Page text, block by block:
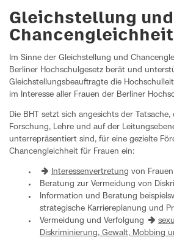
Gleichstellung und
Chancengleichheit
Im Sinne der Gleichstellung und
Berliner Hochschulgesetz berät und
Gleichstellungsbeauftragte die
im Interesse aller Frauen der Berliner
Die BHT setzt sich angesichts der Tatsache,
Forschung, Lehre und auf der
unterrepräsentiert sind, für eine gezielte
Chancengleichheit für Frauen ein:
Interessenvertretung von Frauen
Beratung zur Vermeidung von
Information und Beratung
strategische Karriereplanung und
Vermeidung und Verfolgung
Diskriminierung, Gewalt, Mobbing